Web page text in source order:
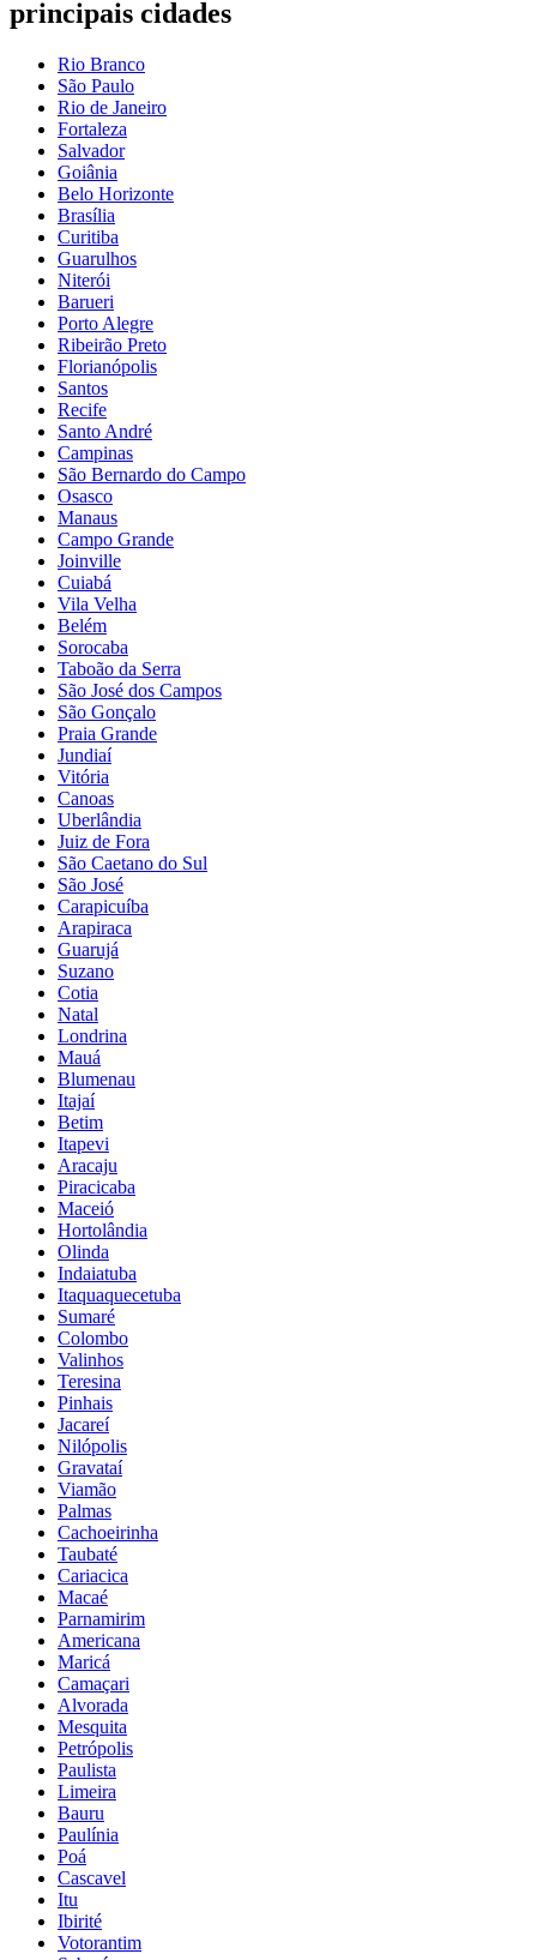
principais cidades
Rio Branco
São Paulo
Rio de Janeiro
Fortaleza
Salvador
Goiânia
Belo Horizonte
Brasília
Curitiba
Guarulhos
Niterói
Barueri
Porto Alegre
Ribeirão Preto
Florianópolis
Santos
Recife
Santo André
Campinas
São Bernardo do Campo
Osasco
Manaus
Campo Grande
Joinville
Cuiabá
Vila Velha
Belém
Sorocaba
Taboão da Serra
São José dos Campos
São Gonçalo
Praia Grande
Jundiaí
Vitória
Canoas
Uberlândia
Juiz de Fora
São Caetano do Sul
São José
Carapicuíba
Arapiraca
Guarujá
Suzano
Cotia
Natal
Londrina
Mauá
Blumenau
Itajaí
Betim
Itapevi
Aracaju
Piracicaba
Maceió
Hortolândia
Olinda
Indaiatuba
Itaquaquecetuba
Sumaré
Colombo
Valinhos
Teresina
Pinhais
Jacareí
Nilópolis
Gravataí
Viamão
Palmas
Cachoeirinha
Taubaté
Cariacica
Macaé
Parnamirim
Americana
Maricá
Camaçari
Alvorada
Mesquita
Petrópolis
Paulista
Limeira
Bauru
Paulínia
Poá
Cascavel
Itu
Ibirité
Votorantim